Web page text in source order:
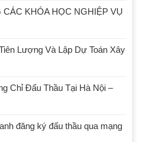
CÁC KHÓA HỌC NGHIỆP VỤ
Lượng Và Lập Dự Toán Xây
Chỉ Đấu Thầu Tại Hà Nội –
đăng ký đấu thầu qua mạng